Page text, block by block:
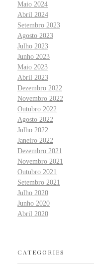
Maio 2024
Abril 2024
Setembro 2023
Agosto 2023
Julho 2023
Junho 2023
Maio 2023
Abril 2023
Dezembro 2022
Novembro 2022
Outubro 2022
Agosto 2022
Julho 2022
Janeiro 2022
Dezembro 2021
Novembro 2021
Outubro 2021
Setembro 2021
Julho 2020
Junho 2020
Abril 2020
CATEGORIES